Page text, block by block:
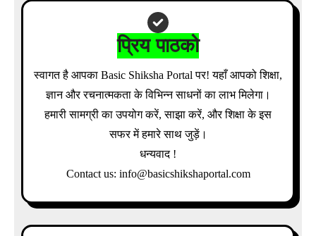
प्रिय पाठको
स्वागत है आपका Basic Shiksha Portal पर! यहाँ आपको शिक्षा,
ज्ञान और रचनात्मकता के विभिन्न साधनों का लाभ मिलेगा।
हमारी सामग्री का उपयोग करें, साझा करें, और शिक्षा के इस
सफर में हमारे साथ जुड़ें।
धन्यवाद !
Contact us: info@basicshikshaportal.com